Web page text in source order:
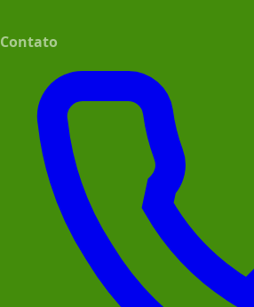
Contato